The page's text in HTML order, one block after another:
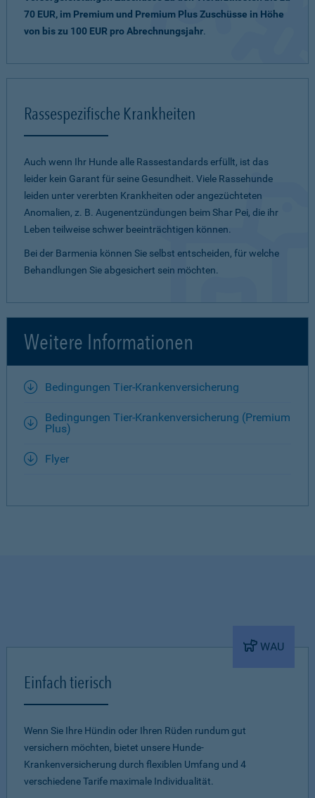
70 EUR, im Premium und Premium Plus Zuschüsse in Höhe
von bis zu 100 EUR pro Abrechnungsjahr.
Rassespezifische Krankheiten
Auch wenn Ihr Hunde alle Rassestandards erfüllt, ist das
leider kein Garant für seine Gesundheit. Viele Rassehunde
leiden unter vererbten Krankheiten oder angezüchteten
Anomalien, z. B. Augenentzündungen beim Shar Pei, die ihr
Leben teilweise schwer beeinträchtigen können.
Bei der Barmenia können Sie selbst entscheiden, für welche
Behandlungen Sie abgesichert sein möchten.
Weitere Informationen
Bedingungen Tier-Krankenversicherung
Bedingungen Tier-Krankenversicherung (Premium
Plus)
Flyer
WAU
Einfach tierisch
Wenn Sie Ihre Hündin oder Ihren Rüden rundum gut
versichern möchten, bietet unsere Hunde-
Krankenversicherung durch flexiblen Umfang und 4
verschiedene Tarife maximale Individualität.